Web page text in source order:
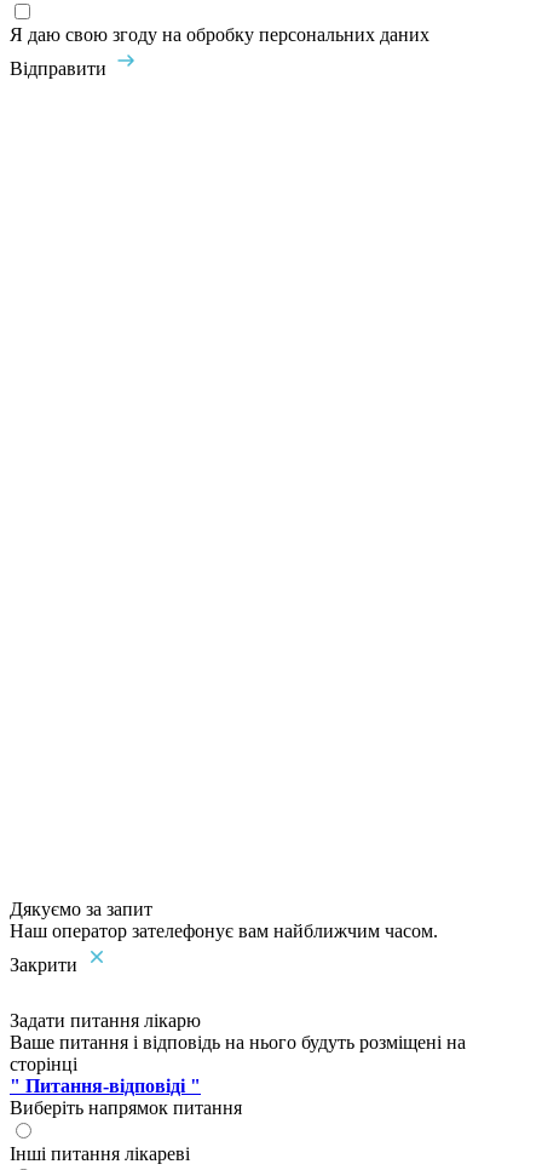
Я даю свою згоду на обробку персональних даних
Відправити
Дякуємо за запит
Наш оператор зателефонує вам найближчим часом.
Закрити
Задати питання лікарю
Ваше питання і відповідь на нього будуть розміщені на
сторінці
" Питання-відповіді "
Виберіть напрямок питання
Інші питання лікареві